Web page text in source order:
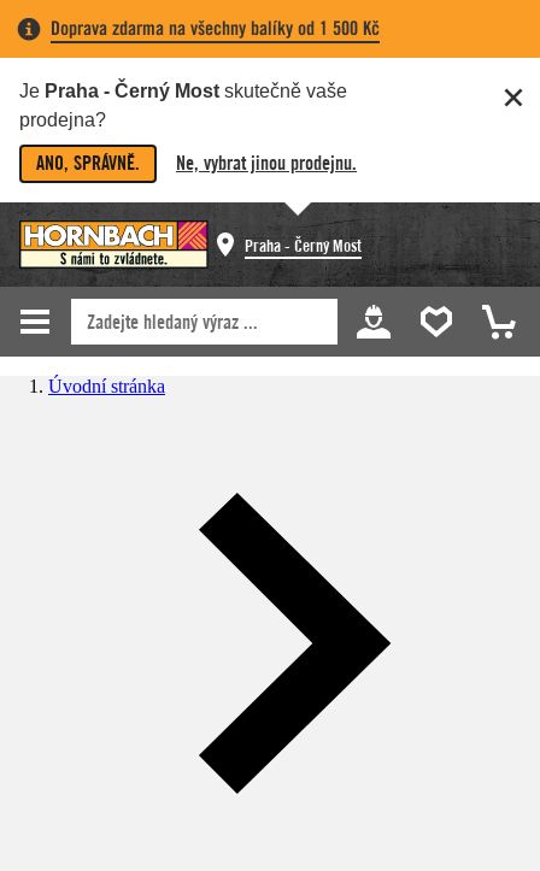
Doprava zdarma na všechny balíky od 1 500 Kč
Je Praha - Černý Most skutečně vaše
prodejna?
ANO, SPRÁVNĚ. Ne, vybrat jinou prodejnu.
Praha - Černý Most
Úvodní stránka